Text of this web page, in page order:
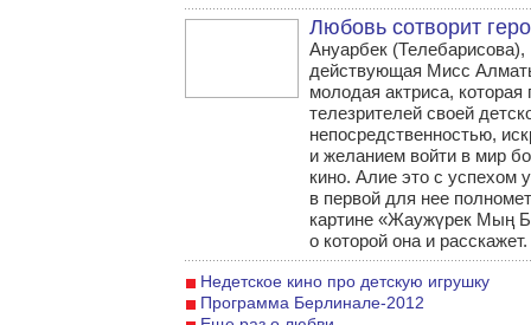
Любовь сотворит
Ануарбек (Телебарисова),
действующая Мисс
молодая актриса, которая
телезрителей своей
непосредственностью,
и желанием войти в мир
кино. Алие это с успехом
в первой для нее
картине «Жаужүрек Мың
о которой она и расскажет.
Недетское кино про детскую игрушку
Программа Берлинале-2012